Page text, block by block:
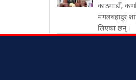
काठमाडौँ,
मंगलबहादुर
लिएका छन् ।